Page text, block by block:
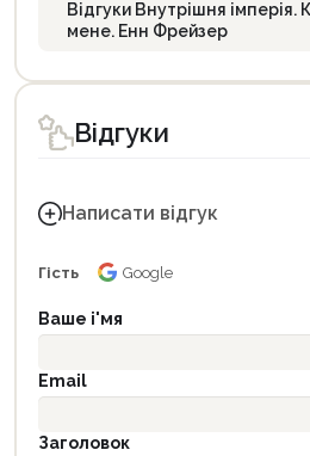
Відгуки Внутрішня імперія.
мене. Енн Фрейзер
Відгуки
Написати відгук
Гість Google
Ваше і'мя
Email
Заголовок